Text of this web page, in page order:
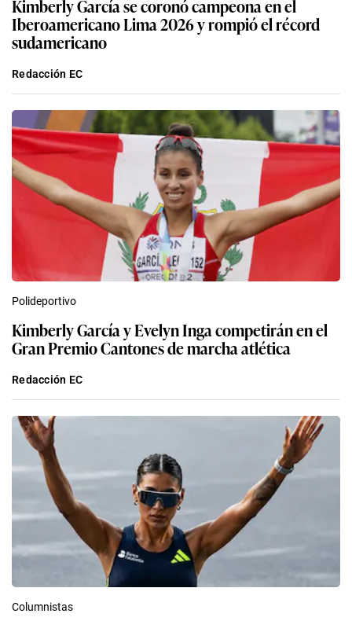
Kimberly García se coronó campeona en el
Iberoamericano Lima 2026 y rompió el récord
sudamericano
Redacción EC
Polideportivo
Kimberly García y Evelyn Inga competirán en el
Gran Premio Cantones de marcha atlética
Redacción EC
Columnistas